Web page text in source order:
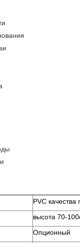
PVC качества
высота 70-
Опционный